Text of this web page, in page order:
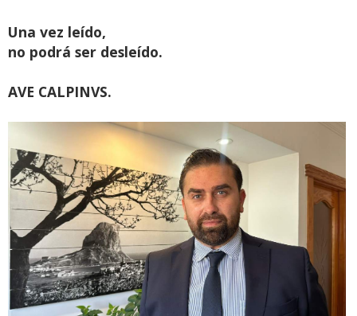
Una vez leído,
no podrá ser desleído.
AVE CALPINVS.